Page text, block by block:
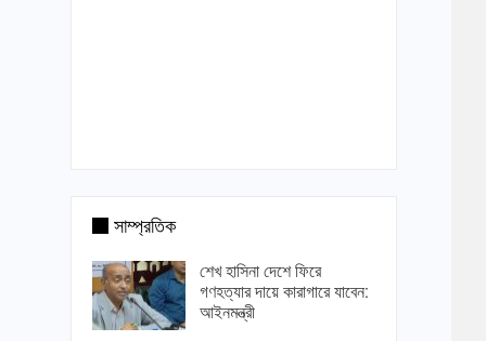
সাম্প্রতিক
শেখ হাসিনা দেশে ফিরে
গণহত্যার দায়ে কারাগারে যাবেন:
আইনমন্ত্রী